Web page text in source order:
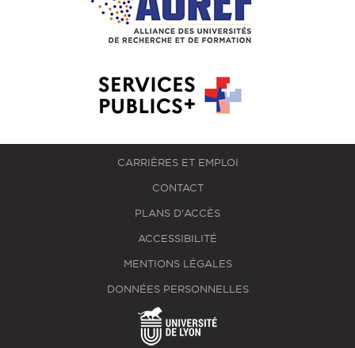
CARRIÈRES ET EMPLOI
CONTACT
PLANS D'ACCÈS
ACCESSIBILITÉ
MENTIONS LÉGALES
DONNÉES PERSONNELLES